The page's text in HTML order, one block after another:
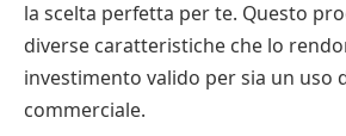
la scelta perfetta per te. Questo
diverse caratteristiche che lo
investimento valido per sia un uso
commerciale.